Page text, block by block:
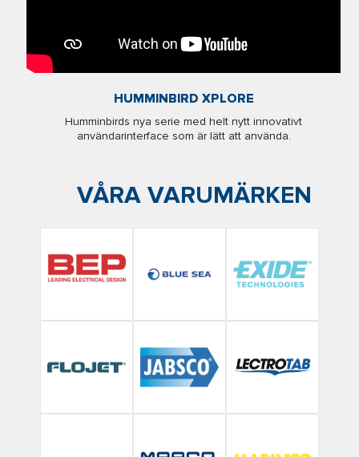
HUMMINBIRD XPLORE
Humminbirds nya serie med helt nytt innovativt
användarinterface som är lätt att använda.
VÅRA VARUMÄRKEN